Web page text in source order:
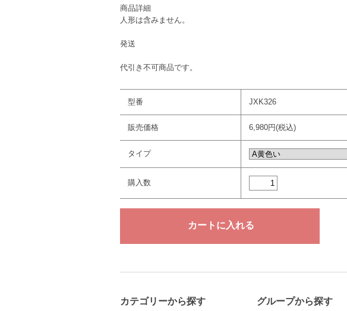
商品詳細
人形は含みません。
発送
代引き不可商品です。
型番 JXK326
販売価格 6,980円(税込)
タイプ
購入数
カテゴリーから探す グループから探す